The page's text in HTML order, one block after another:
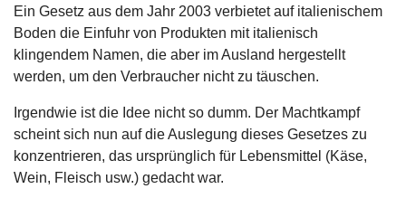
Ein Gesetz aus dem Jahr 2003 verbietet auf italienischem
Boden die Einfuhr von Produkten mit italienisch
klingendem Namen, die aber im Ausland hergestellt
werden, um den Verbraucher nicht zu täuschen.
Irgendwie ist die Idee nicht so dumm. Der Machtkampf
scheint sich nun auf die Auslegung dieses Gesetzes zu
konzentrieren, das ursprünglich für Lebensmittel (Käse,
Wein, Fleisch usw.) gedacht war.